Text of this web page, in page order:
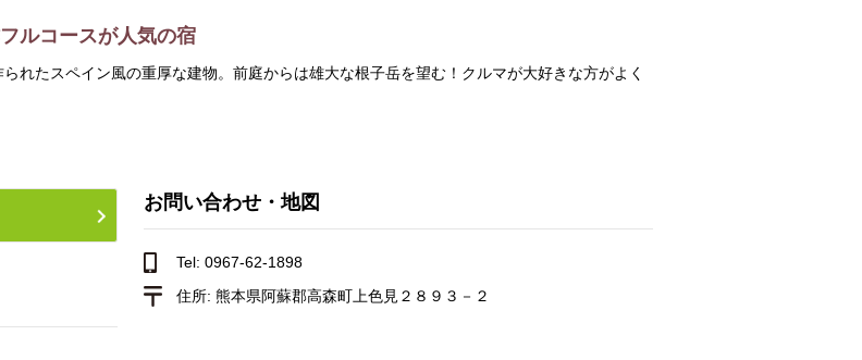
ルコースが人気の宿
れたスペイン風の重厚な建物。前庭からは雄大な根子岳を望む！クルマが大好きな方がよく
お問い合わせ・地図
Tel: 0967-62-1898
住所: 熊本県阿蘇郡高森町上色見２８９３－２